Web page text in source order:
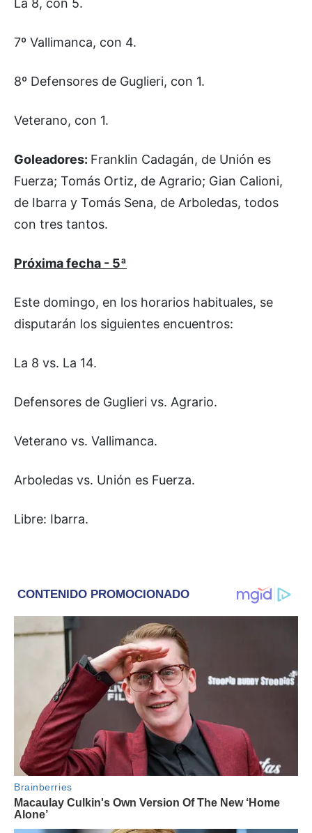
7º Vallimanca, con 4.
8º Defensores de Guglieri, con 1.
Veterano, con 1.
Goleadores: Franklin Cadagán, de Unión es
Fuerza; Tomás Ortiz, de Agrario; Gian Calioni,
de Ibarra y Tomás Sena, de Arboledas, todos
con tres tantos.
Próxima fecha - 5ª
Este domingo, en los horarios habituales, se
disputarán los siguientes encuentros:
La 8 vs. La 14.
Defensores de Guglieri vs. Agrario.
Veterano vs. Vallimanca.
Arboledas vs. Unión es Fuerza.
Libre: Ibarra.